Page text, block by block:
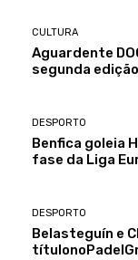
CULTURA
Aguardente
segunda
DESPORTO
Benfica goleia
fase da Liga
DESPORTO
Belasteguín e